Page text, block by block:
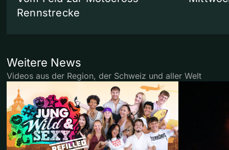
Rennstrecke
Weitere News
Videos aus der Region, der Schweiz und aller Welt